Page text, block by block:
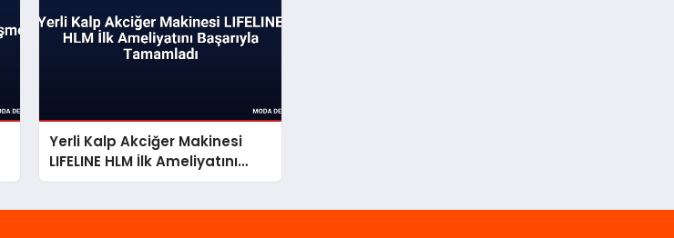
Yerli Kalp Akciğer Makinesi
LIFELINE HLM İlk Ameliyatını
Başarıyla Tamamladı